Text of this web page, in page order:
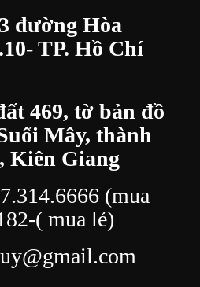
đường Hòa
TP. Hồ Chí
469, tờ bản đồ
Mây, thành
Kiên Giang
(mua
-( mua lẻ)